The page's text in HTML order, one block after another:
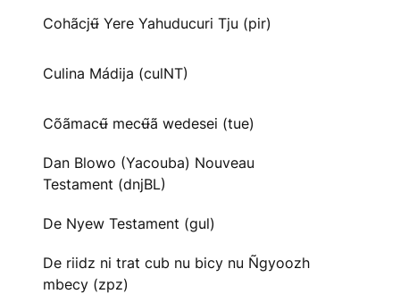
Cohãcjʉ̃ Yere Yahuducuri Tju (pir)
Culina Mádija (culNT)
Cõãmacʉ̃ mecʉ̃ã wedesei (tue)
Dan Blowo (Yacouba) Nouveau
Testament (dnjBL)
De Nyew Testament (gul)
De riidz ni trat cub nu bicy nu Ñgyoozh
mbecy (zpz)